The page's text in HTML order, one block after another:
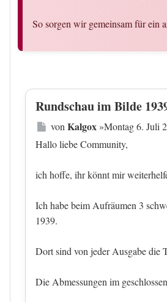
So sorgen wir gemeinsam für ein
Rundschau im Bilde
Beitrag
von Kalgox»Montag 6. Juli
Hallo liebe Community,
ich hoffe, ihr könnt mir
Ich habe beim Aufräumen 3
1939.
Dort sind von jeder Ausgabe die
Die Abmessungen im